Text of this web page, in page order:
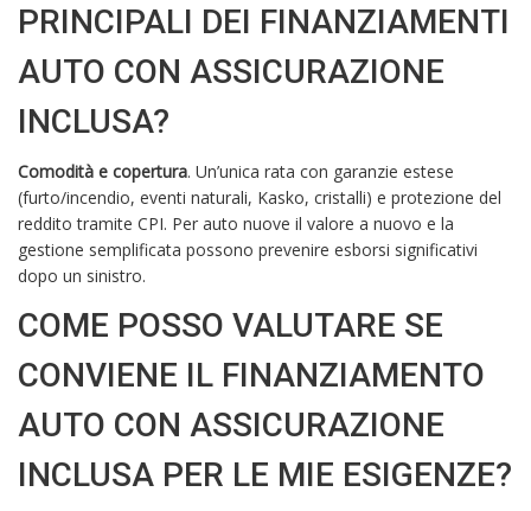
PRINCIPALI DEI FINANZIAMENTI
AUTO CON ASSICURAZIONE
INCLUSA?
Comodità e copertura. Un’unica rata con garanzie estese
(furto/incendio, eventi naturali, Kasko, cristalli) e protezione del
reddito tramite CPI. Per auto nuove il valore a nuovo e la
gestione semplificata possono prevenire esborsi significativi
dopo un sinistro.
COME POSSO VALUTARE SE
CONVIENE IL FINANZIAMENTO
AUTO CON ASSICURAZIONE
INCLUSA PER LE MIE ESIGENZE?